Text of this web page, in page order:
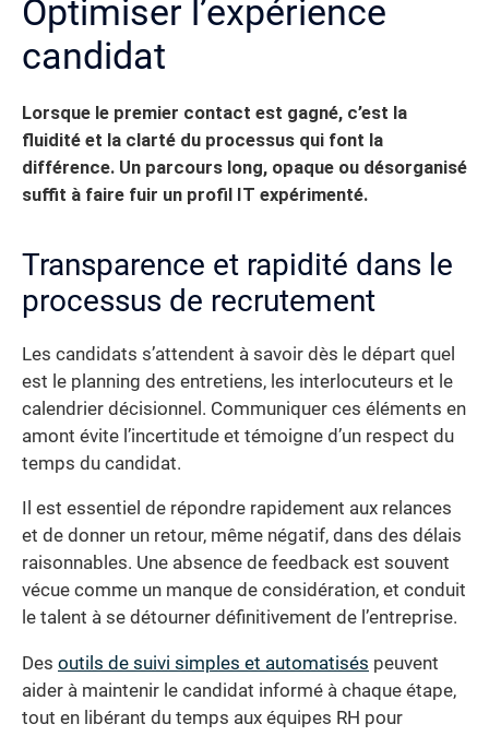
Optimiser l’expérience
candidat
Lorsque le premier contact est gagné, c’est la
fluidité et la clarté du processus qui font la
différence. Un parcours long, opaque ou désorganisé
suffit à faire fuir un profil IT expérimenté.
Transparence et rapidité dans le
processus de recrutement
Les candidats s’attendent à savoir dès le départ quel
est le planning des entretiens, les interlocuteurs et le
calendrier décisionnel. Communiquer ces éléments en
amont évite l’incertitude et témoigne d’un respect du
temps du candidat.
Il est essentiel de répondre rapidement aux relances
et de donner un retour, même négatif, dans des délais
raisonnables. Une absence de feedback est souvent
vécue comme un manque de considération, et conduit
le talent à se détourner définitivement de l’entreprise.
Des outils de suivi simples et automatisés peuvent
aider à maintenir le candidat informé à chaque étape,
tout en libérant du temps aux équipes RH pour